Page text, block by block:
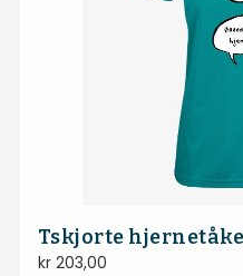
Tskjorte
kr203,00